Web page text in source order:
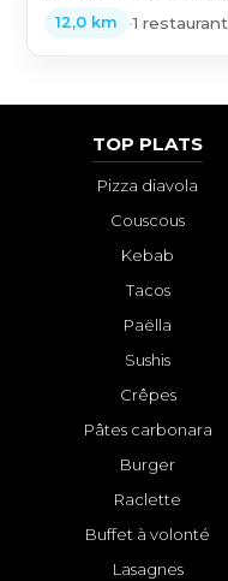
12,0 km •1 restaurant
TOP PLATS
Pizza diavola
Couscous
Kebab
Tacos
Paëlla
Sushis
Crêpes
Pâtes carbonara
Burger
Raclette
Buffet à volonté
Lasagnes